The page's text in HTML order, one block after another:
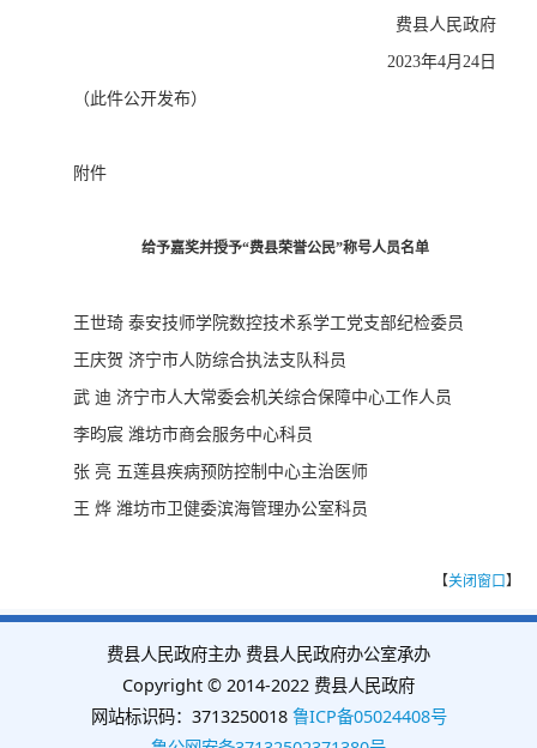
费县人民政府
2023年4月24日
（此件公开发布）
附件
给予嘉奖并授予“费县荣誉公民”称号人员名单
王世琦 泰安技师学院数控技术系学工党支部纪检委员
王庆贺 济宁市人防综合执法支队科员
武 迪 济宁市人大常委会机关综合保障中心工作人员
李昀宸 潍坊市商会服务中心科员
张 亮 五莲县疾病预防控制中心主治医师
王 烨 潍坊市卫健委滨海管理办公室科员
【关闭窗口】
费县人民政府主办 费县人民政府办公室承办
Copyright © 2014-2022 费县人民政府
网站标识码：3713250018 鲁ICP备05024408号